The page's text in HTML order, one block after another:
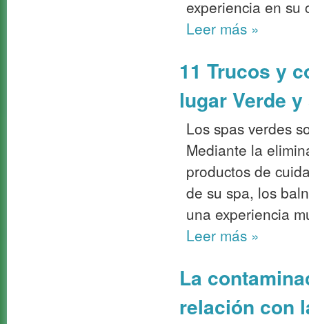
experiencia en su
Leer más »
11 Trucos y
lugar Verde
Los spas verdes
Mediante la
productos de
de su spa, los
una experiencia
Leer más »
La
relación con